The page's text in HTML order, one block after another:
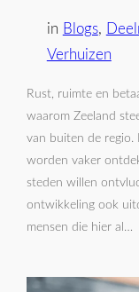
in Blogs,
Verhuizen
Rust, ruimte en
waarom Zeeland
van buiten de regio.
worden vaker
steden willen
ontwikkeling ook
mensen die hier al…